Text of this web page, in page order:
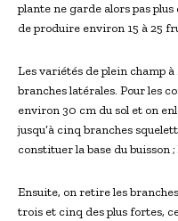
plante ne garde alors pas
de produire environ 15 à 25
Les variétés de plein champ
branches latérales. Pour les
environ 30 cm du sol et on
jusqu’à cinq branches
constituer la base du buisson
Ensuite, on retire les
trois et cinq des plus fortes,